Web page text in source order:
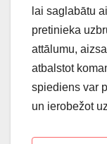
lai saglabātu
pretinieka
attālumu,
atbalstot
spiediens var
un ierobežot